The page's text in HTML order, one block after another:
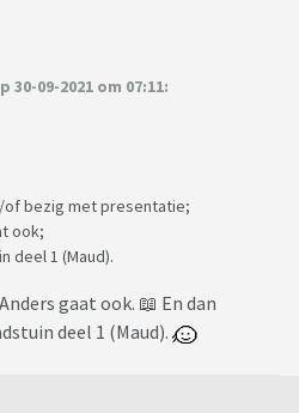
09-2021 om 07:11:
of bezig met presentatie;
ook;
deel 1 (Maud).
gaat ook. 📖 En dan
deel 1 (Maud).